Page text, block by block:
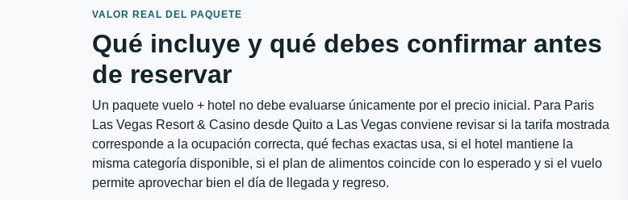
VALOR REAL DEL PAQUETE
Qué incluye y qué debes confirmar antes
de reservar
Un paquete vuelo + hotel no debe evaluarse únicamente por el precio inicial. Para Paris
Las Vegas Resort & Casino desde Quito a Las Vegas conviene revisar si la tarifa mostrada
corresponde a la ocupación correcta, qué fechas exactas usa, si el hotel mantiene la
misma categoría disponible, si el plan de alimentos coincide con lo esperado y si el vuelo
permite aprovechar bien el día de llegada y regreso.